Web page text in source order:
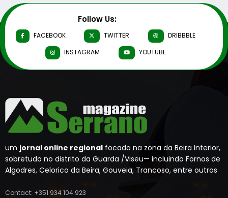
Follow Us:
FACEBOOK TWITTER
DRIBBBLE
INSTAGRAM
YOUTUBE
um jornal online regional focado na zona da Beira Interior,
sobretudo no distrito da Guarda /Viseu— incluindo Fornos de
Algodres, Celorico da Beira, Gouveia, Trancoso, entre outros
Contact: +351 934 104 923